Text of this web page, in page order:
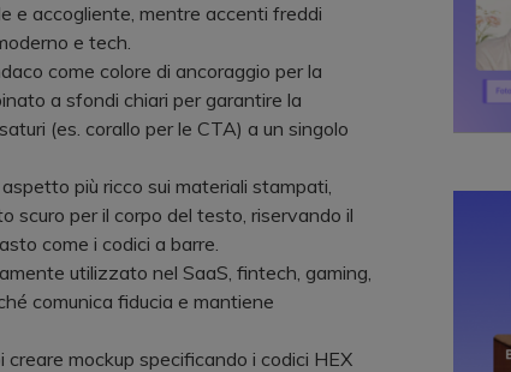
e accogliente, mentre accenti freddi
e tech.
come colore di ancoraggio per la
a sfondi chiari per garantire la
(es. corallo per le CTA) a un singolo
più ricco sui materiali stampati,
scuro per il corpo del testo, riservando il
come i codici a barre.
utilizzato nel SaaS, fintech, gaming,
comunica fiducia e mantiene
mockup specificando i codici HEX